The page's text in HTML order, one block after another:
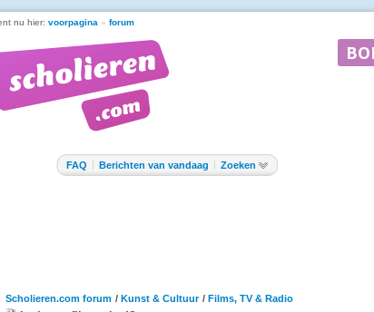
nu hier: voorpagina » forum
FAQ Berichten van vandaag Zoeken
Scholieren.com forum / Kunst & Cultuur / Films, TV & Radio